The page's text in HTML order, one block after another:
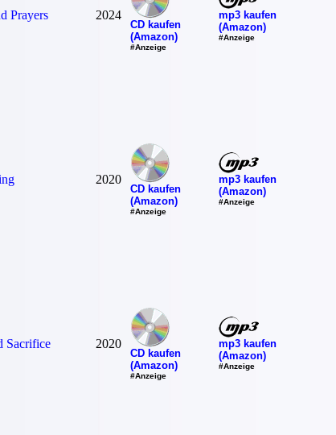
Prayers 2024
CD kaufen
(Amazon)
#Anzeige
mp3 kaufen
(Amazon)
#Anzeige
2020
CD kaufen
(Amazon)
#Anzeige
mp3 kaufen
(Amazon)
#Anzeige
Sacrifice 2020
CD kaufen
(Amazon)
#Anzeige
mp3 kaufen
(Amazon)
#Anzeige